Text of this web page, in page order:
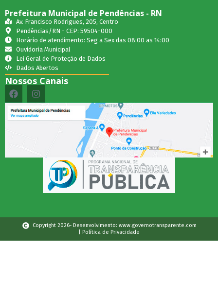
Prefeitura Municipal de Pendências - RN
Av. Francisco Rodrigues, 205, Centro
Pendências/RN - CEP: 59504-000
Horário de atendimento: Seg a Sex das 08:00 as 14:00
Ouvidoria Municipal
Lei Geral de Proteção de Dados
Dados Abertos
Nossos Canais
Copyright 2026- Desenvolvimento: www.governotransparente.com
| Política de Privacidade